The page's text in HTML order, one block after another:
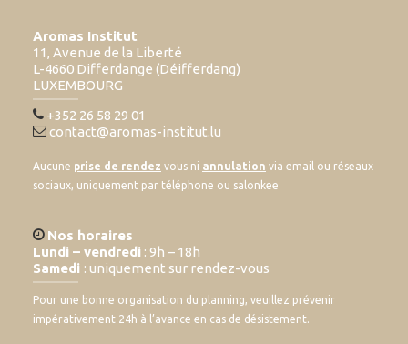
Aromas Institut
11, Avenue de la Liberté
L-4660 Differdange (Déifferdang)
LUXEMBOURG
+352 26 58 29 01
contact@aromas-institut.lu
Aucune prise de rendez vous ni annulation via email ou réseaux
sociaux, uniquement par téléphone ou salonkee
Nos horaires
Lundi – vendredi : 9h – 18h
Samedi : uniquement sur rendez-vous
Pour une bonne organisation du planning, veuillez prévenir
impérativement 24h à l’avance en cas de désistement.